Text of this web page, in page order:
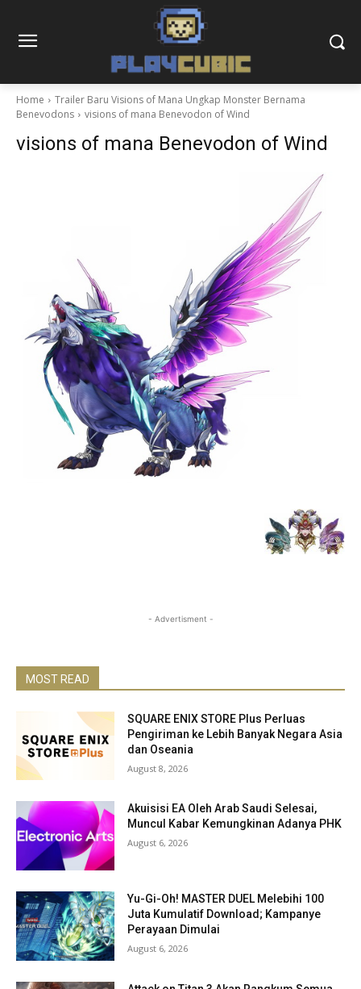
Home
Trailer Baru Visions of Mana Ungkap Monster Bernama
Benevodons
visions of mana Benevodon of Wind
visions of mana Benevodon of Wind
- Advertisment -
MOST READ
SQUARE ENIX STORE Plus Perluas
Pengiriman ke Lebih Banyak Negara Asia
dan Oseania
August 8, 2026
Akuisisi EA Oleh Arab Saudi Selesai,
Muncul Kabar Kemungkinan Adanya PHK
August 6, 2026
Yu-Gi-Oh! MASTER DUEL Melebihi 100
Juta Kumulatif Download; Kampanye
Perayaan Dimulai
August 6, 2026